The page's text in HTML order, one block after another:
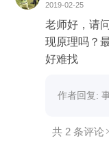
2019-02-25
老师好，请
现原理吗？
好难找
作者回复:
共 2 条评论